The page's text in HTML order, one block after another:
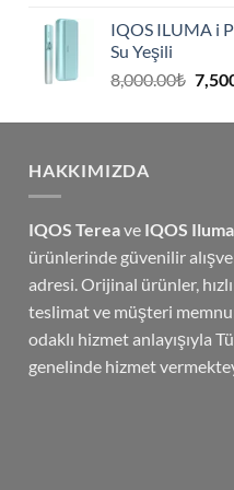
IQOS ILUMA i
Su Yeşili
8,000.00₺
HAKKIMIZDA
IQOS Tereave IQOS Iluma
ürünlerinde güvenilir
adresi. Orijinal ürünler, hızlı
teslimat ve müşteri
odaklı hizmet anlayışıyla
genelinde hizmet